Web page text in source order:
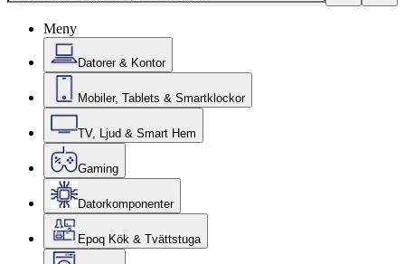
Meny
Datorer & Kontor
Mobiler, Tablets & Smartklockor
TV, Ljud & Smart Hem
Gaming
Datorkomponenter
Epoq Kök & Tvättstuga